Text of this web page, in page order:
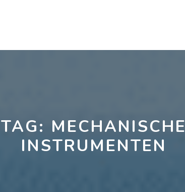
TAG: MECHANISCHE
INSTRUMENTEN